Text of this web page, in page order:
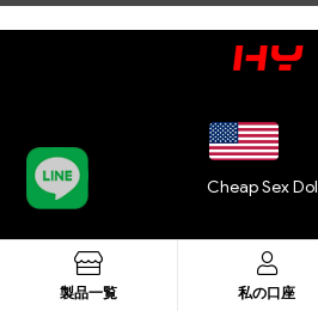
Cheap Sex
Sexpuppen
製品一覧 私の口座